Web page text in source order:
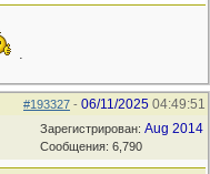
.
#193327 - 06/11/2025 04:49:51
Зарегистрирован: Aug 2014
Сообщения: 6,790